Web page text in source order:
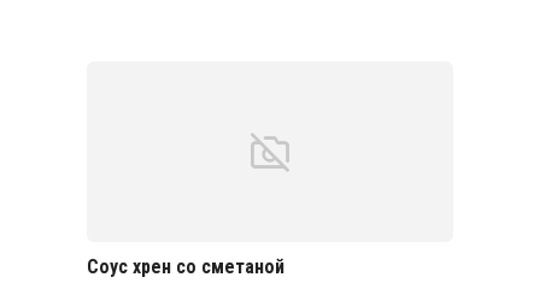
Соус хрен со сметаной